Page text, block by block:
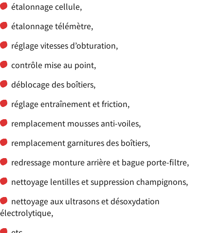
étalonnage cellule,
étalonnage télémètre,
réglage vitesses d’obturation,
contrôle mise au point,
déblocage des boîtiers,
réglage entraînement et friction,
remplacement mousses anti-voiles,
remplacement garnitures des boîtiers,
redressage monture arrière et bague porte-filtre,
nettoyage lentilles et suppression champignons,
nettoyage aux ultrasons et désoxydation
électrolytique,